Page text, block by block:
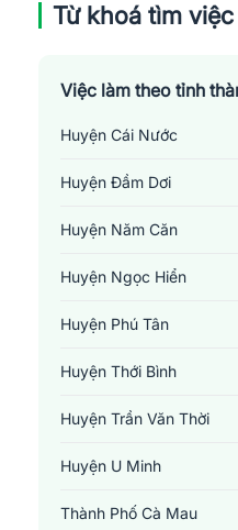
tốt để đảm bảo quy trình làm
Việc làm điện/
Từ khoá tìm
Việc làm theo tỉnh
Huyện Cái Nước
Huyện Đầm Dơi
Huyện Năm Căn
Huyện Ngọc Hiển
Huyện Phú Tân
Huyện Thới Bình
Huyện Trần Văn Thời
Huyện U Minh
Thành Phố Cà Mau